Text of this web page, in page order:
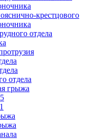
крестцового
отдела
отдела
грыжа